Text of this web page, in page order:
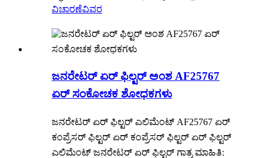
ವಿಚಾರಣೆವಿವರ
ಜನರೇಟರ್ ಏರ್ ಫಿಲ್ಟರ್ ಅಂಶ AF25767
ಏರ್ ಸಂಕೋಚಕ ಶೋಧಕಗಳು
ಜನರೇಟರ್ ಏರ್ ಫಿಲ್ಟರ್ ಎಲಿಮೆಂಟ್ AF25767 ಏರ್
ಕಂಪ್ರೆಸರ್ ಫಿಲ್ಟರ್ ಏರ್ ಕಂಪ್ರೆಸರ್ ಫಿಲ್ಟರ್ ಏರ್ ಫಿಲ್ಟರ್
ಎಲಿಮೆಂಟ್ ಜನರೇಟರ್ ಏರ್ ಫಿಲ್ಟರ್ ಗಾತ್ರ ಮಾಹಿತಿ: